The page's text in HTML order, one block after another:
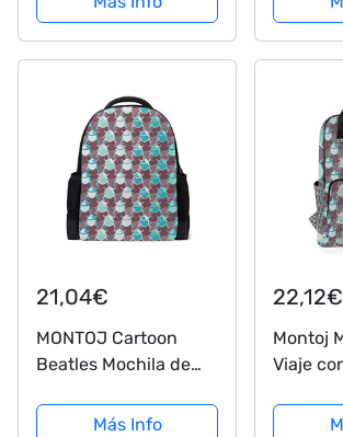
licencia oficial, Negro
21,04€
MONTOJ Cartoon
Beatles Mochila de
portátilMás Info
22,12€
Montoj
Viaje